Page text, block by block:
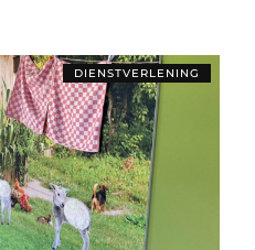
DIENSTVERLENING